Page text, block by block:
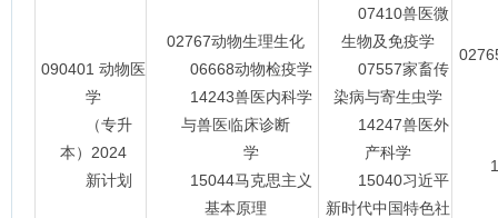
090401 动物医
学
（专升
本）2024
新计划
02767动物生理生化
06668动物检疫学
14243兽医内科学
与兽医临床诊断
学
15044马克思主义
基本原理
07410兽医微
生物及免疫学
07557家畜传
染病与寄生虫学
14247兽医外
产科学
15040习近平
新时代中国特色社